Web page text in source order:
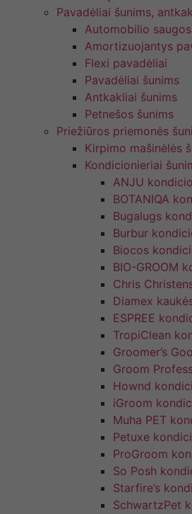
Pavadėliai šunims,
Automobilio
Amortizuojantys
Flexi pavadėliai
Pavadėliai šunims
Antkakliai šunims
Petnešos šunims
Priežiūros priemonės
Kirpimo mašinėlės
Kondicionieriai
ANJU
BOTANIQA
Bugalugs
Burbur
Biocos
BIO-GROOM
Chris
Diamex
ESPREE
TropiClean
Groomer’s
Groom
Hownd
iGroom
Muha PET
Petuxe
ProGroom
So Posh
Starfire’s
SchwartzPet